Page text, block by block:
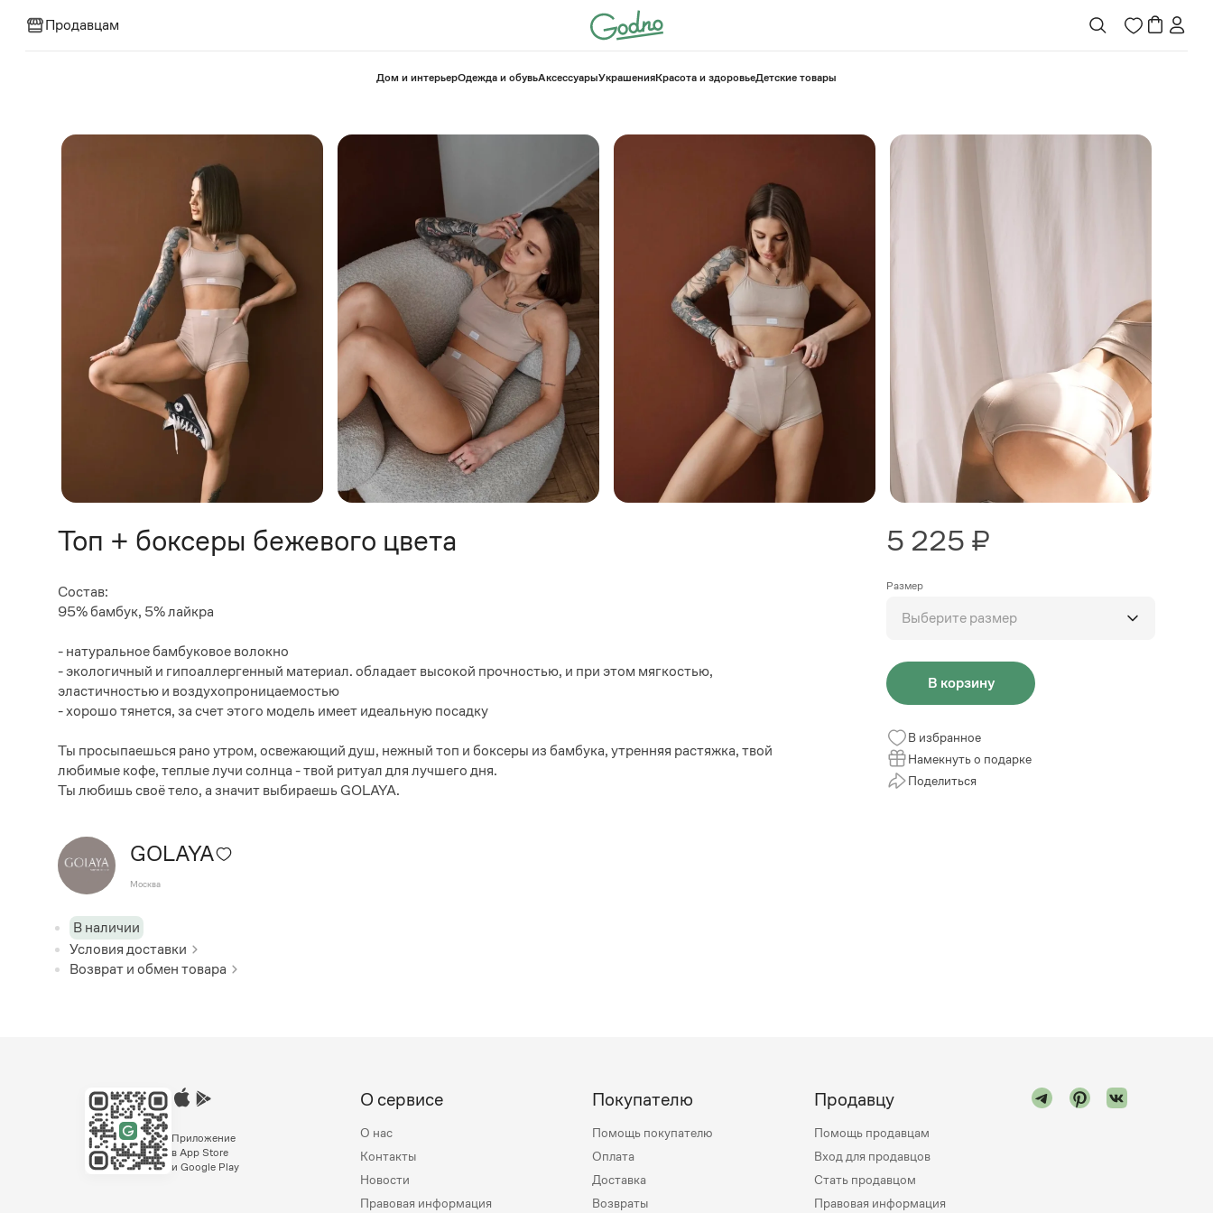
Продавцам
⁠Дом и интерьерОдежда и обувьАксессуарыУкрашенияКрасота и здоровье⁠Детские товары
Топ + боксеры бежевого цвета
Состав:
95% бамбук, 5% лайкра
- натуральное бамбуковое волокно
- экологичный и гипоаллергенный материал. обладает высокой прочностью, и при этом мягкостью,
эластичностью и воздухопроницаемостью
- хорошо тянется, за счет этого модель имеет идеальную посадку
Ты просыпаешься рано утром, освежающий душ, нежный топ и боксеры из бамбука, утренняя растяжка, твой
любимые кофе, теплые лучи солнца - твой ритуал для лучшего дня.
Ты любишь своё тело, а значит выбираешь GOLAYA.
GOLAYA
Москва
В наличии
Условия доставки
Возврат и обмен товара
5 225 ₽
Размер
Выберите размер
В корзину
В избранное
Намекнуть о подарке
Поделиться
Приложение
в App Store
и Google Play
О сервисе
О нас
Контакты
Новости
Правовая информация
Покупателю
Помощь покупателю
Оплата
Доставка
Возвраты
Продавцу
Помощь продавцам
Вход для продавцов
Стать продавцом
Правовая информация